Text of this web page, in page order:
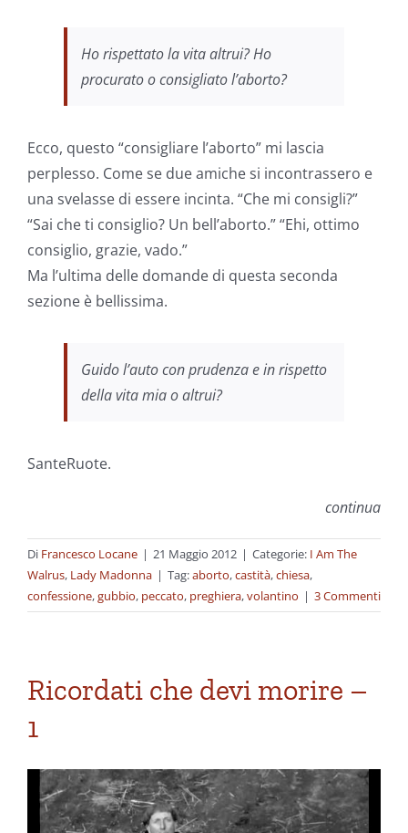
Ho rispettato la vita altrui? Ho
procurato o consigliato l’aborto?
Ecco, questo “consigliare l’aborto” mi lascia
perplesso. Come se due amiche si incontrassero e
una svelasse di essere incinta. “Che mi consigli?”
“Sai che ti consiglio? Un bell’aborto.” “Ehi, ottimo
consiglio, grazie, vado.”
Ma l’ultima delle domande di questa seconda
sezione è bellissima.
Guido l’auto con prudenza e in rispetto
della vita mia o altrui?
SanteRuote.
continua
Di Francesco Locane | 21 Maggio 2012 | Categorie: I Am The
Walrus, Lady Madonna | Tag:aborto,castità,chiesa,
confessione,gubbio, peccato, preghiera,volantino | 3 Commenti
Ricordati che devi morire –
1